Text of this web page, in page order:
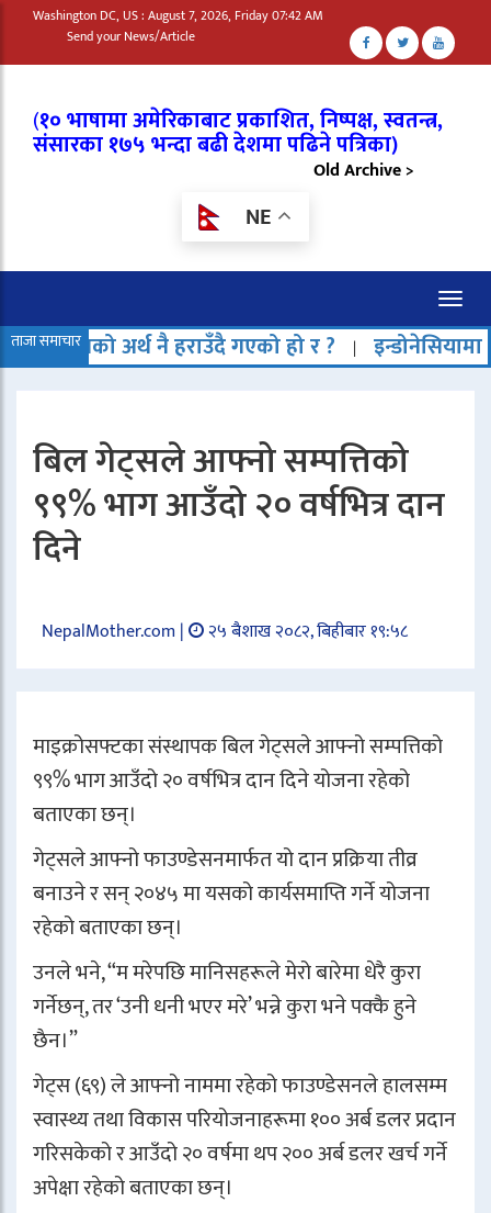
Washington DC, US : August 7, 2026, Friday 07:42 AM
Send your News/Article
(१० भाषामा अमेरिकाबाट प्रकाशित, निष्पक्ष, स्वतन्त्र,
संसारका १७५ भन्दा बढी देशमा पढिने पत्रिका)
Old Archive >
NE
ताजा समाचारनै हराउँदै गएको हो र ? | इन्डोनेसियामा समुद्रको
बिल गेट्सले आफ्नो सम्पत्तिको
९९% भाग आउँदो २० वर्षभित्र दान
दिने
NepalMother.com | २५ बैशाख २०८२, बिहीबार १९:५८
माइक्रोसफ्टका संस्थापक बिल गेट्सले आफ्नो सम्पत्तिको
९९% भाग आउँदो २० वर्षभित्र दान दिने योजना रहेको
बताएका छन्।
गेट्सले आफ्नो फाउण्डेसनमार्फत यो दान प्रक्रिया तीव्र
बनाउने र सन् २०४५ मा यसको कार्यसमाप्ति गर्ने योजना
रहेको बताएका छन्।
उनले भने, “म मरेपछि मानिसहरूले मेरो बारेमा धेरै कुरा
गर्नेछन्, तर ‘उनी धनी भएर मरे’ भन्ने कुरा भने पक्कै हुने
छैन।”
गेट्स (६९) ले आफ्नो नाममा रहेको फाउण्डेसनले हालसम्म
स्वास्थ्य तथा विकास परियोजनाहरूमा १०० अर्ब डलर प्रदान
गरिसकेको र आउँदो २० वर्षमा थप २०० अर्ब डलर खर्च गर्ने
अपेक्षा रहेको बताएका छन्।